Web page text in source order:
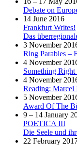
Debate on
14 June 2016
Frankfurt Writes!
Das
3 November
Ring Parables –
4 November
Something
4 November
Reading: Marcel
5 November
Award Of The
9 – 14 January
POETICA III
Die Seele und
22 February